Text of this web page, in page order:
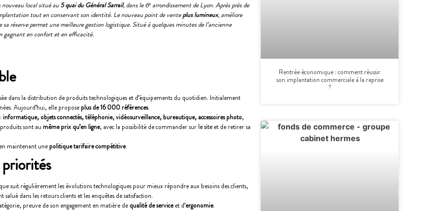
local situé au 5 quai du Général Sarrail, dans le 6ᵉ arrondissement de Lyon. Après près de
tout en conservant son identité. Le nouveau point de venteplus lumineux, améliore
réserve permet une meilleure gestion logistique. Situé à quelques minutes de l’ancienne
gagnant en confort et en efficacité.
dans la distribution de produits technologiques et d’équipements du quotidien. Initialement
Aujourd’hui, elle propose plus de 16 000 références.
:informatique, objets connectés, téléphonie, vidéosurveillance, bureautique, accessoires photo,
sont au même prix qu’en ligne, avec la possibilité de commander sur le siteet de retirer sa
maintenant une politique tarifaire compétitive.
suit régulièrement les évolutions technologiques pour mieux répondre aux besoins des clients,
dans les retours clients et les enquêtes de satisfaction.
preuve de son engagement en matière de qualité de serviceet d’ergonomie.
Rentrée économique : comment réussir
son implantation commerciale à la reprise
?